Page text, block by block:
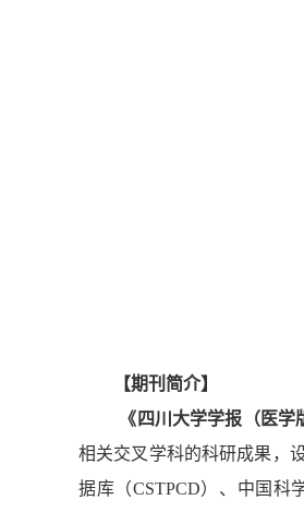
【期刊简介】
《四川大学学报（医学
相关交叉学科的科研成果，
据库（CSTPCD）、中国科